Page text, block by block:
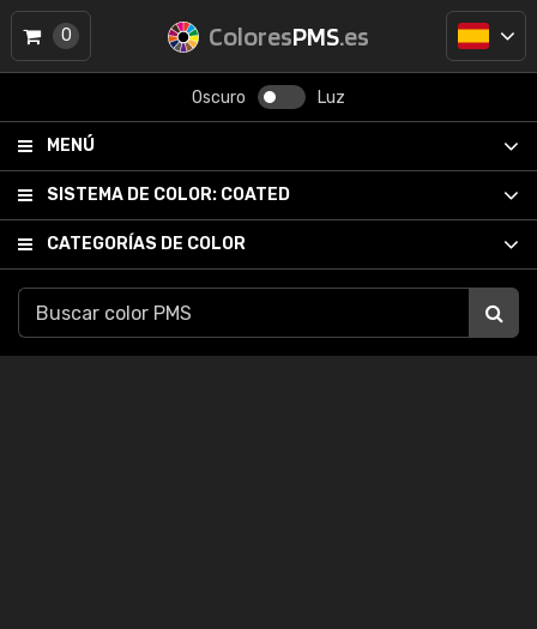
ColoresPMS.es
Oscuro Luz
MENÚ
SISTEMA DE COLOR: COATED
CATEGORÍAS DE COLOR
0